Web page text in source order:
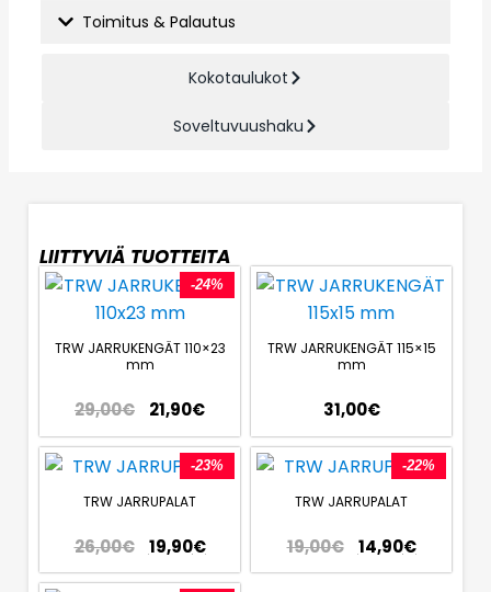
Toimitus & Palautus
Kokotaulukot
Soveltuvuushaku
LIITTYVIÄ TUOTTEITA
-24%
TRW JARRUKENGÄT 110×23
mm
29,00€ 21,90€
TRW JARRUKENGÄT 115×15
mm
31,00€
-23%
TRW JARRUPALAT
26,00€ 19,90€
-22%
TRW JARRUPALAT
19,00€ 14,90€